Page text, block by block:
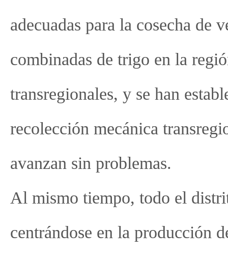
adecuadas para la cosecha de
combinadas de trigo en la
transregionales, y se han
recolección mecánica
avanzan sin problemas.
Al mismo tiempo, todo el
centrándose en la producción